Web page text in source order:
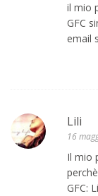
il mio
GFC
email
Lili
16
Il mio
GFC: